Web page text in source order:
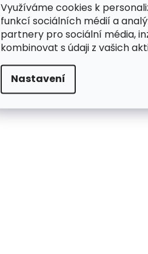
Využíváme cookies k
funkcí sociálních médií a
partnery pro sociální média,
kombinovat s údaji z vašich
Nastavení